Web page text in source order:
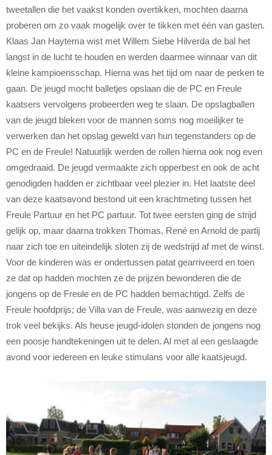
tweetallen die het vaakst konden overtikken, mochten daarna
proberen om zo vaak mogelijk over te tikken met één van gasten.
Klaas Jan Haytema wist met Willem Siebe Hilverda de bal het
langst in de lucht te houden en werden daarmee winnaar van dit
kleine kampioensschap. Hierna was het tijd om naar de perken te
gaan. De jeugd mocht balletjes opslaan die de PC en Freule
kaatsers vervolgens probeerden weg te slaan. De opslagballen
van de jeugd bleken voor de mannen soms nog moeilijker te
verwerken dan het opslag geweld van hun tegenstanders op de
PC en de Freule! Natuurlijk werden de rollen hierna ook nog even
omgedraaid. De jeugd vermaakte zich opperbest en ook de acht
genodigden hadden er zichtbaar veel plezier in. Het laatste deel
van deze kaatsavond bestond uit een krachtmeting tussen het
Freule Partuur en het PC partuur. Tot twee eersten ging de strijd
gelijk op, maar daarna trokken Thomas, René en Arnold de partij
naar zich toe en uiteindelijk sloten zij de wedstrijd af met de winst.
Voor de kinderen was er ondertussen patat gearriveerd en toen
ze dat op hadden mochten ze de prijzen bewonderen die de
jongens op de Freule en de PC hadden bemachtigd. Zelfs de
Freule hoofdprijs; de Villa van de Freule, was aanwezig en deze
trok veel bekijks. Als heuse jeugd-idolen stonden de jongens nog
een poosje handtekeningen uit te delen. Al met al een geslaagde
avond voor iedereen en leuke stimulans voor alle kaatsjeugd.